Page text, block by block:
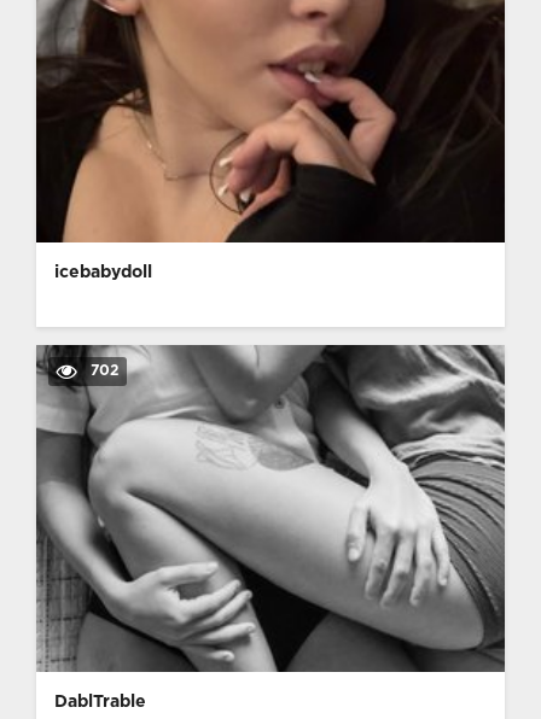
icebabydoll
702
DablTrable